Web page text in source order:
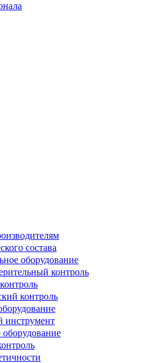
состава
оборудование
контроль
контроль
инструмент